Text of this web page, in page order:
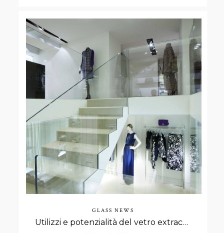
GLASS NEWS
Utilizzi e potenzialità del vetro extrachiaro